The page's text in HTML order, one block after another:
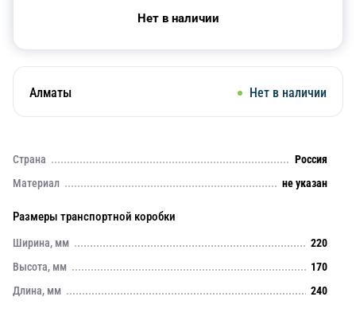
Нет в наличии
Алматы Нет в наличии
Страна
Россия
Материал
не указан
Размеры транспортной коробки
Ширина, мм
220
Высота, мм
170
Длина, мм
240